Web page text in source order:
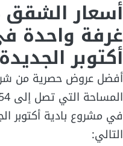
غرفة واحدة
أكتوبر الجديدة
أفضل عروض حصرية من
في مشروع بادية أكتوبر
التالي: